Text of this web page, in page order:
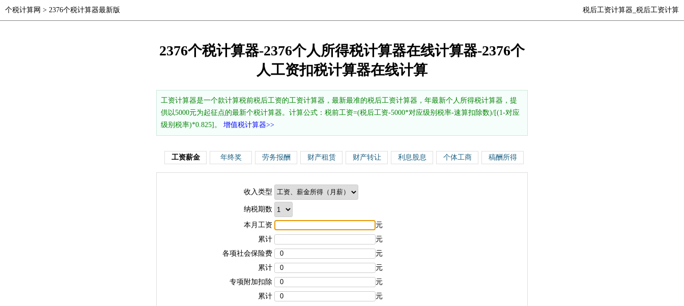
个税计算网 > 2376个税计算器最新版 税后工资计算器_税后工资计算
2376个税计算器-2376个人所得税计算器在线计算器-2376个
人工资扣税计算器在线计算
工资计算器是一个款计算税前税后工资的工资计算器，最新最准的税后工资计算器，年最新个人所得税计算器，提
供以5000元为起征点的最新个税计算器。计算公式：税前工资=(税后工资-5000*对应级别税率-速算扣除数)/[(1-对应
级别税率)*0.825]。 增值税计算器>>
工资薪金 年终奖 劳务报酬 财产租赁 财产转让 利息股息 个体工商 稿酬所得
收入类型
纳税期数
本月工资
元
累计
元
各项社会保险费
元
累计
元
专项附加扣除
元
累计
元